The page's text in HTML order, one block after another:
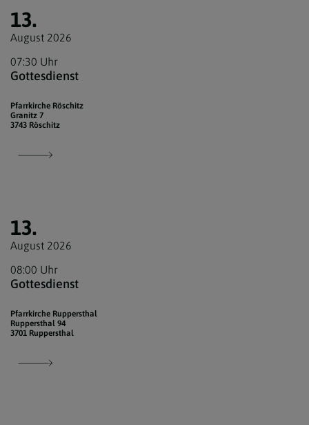
13.
August 2026
07:30 Uhr
Gottesdienst
Pfarrkirche Röschitz
Granitz 7
3743 Röschitz
13.
August 2026
08:00 Uhr
Gottesdienst
Pfarrkirche Ruppersthal
Ruppersthal 94
3701 Ruppersthal